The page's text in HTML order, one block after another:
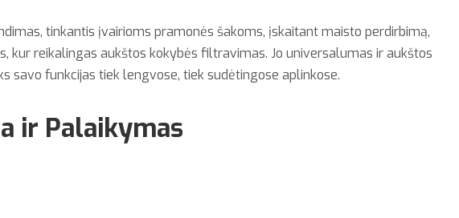
tinkantis įvairioms pramonės šakoms, įskaitant maisto perdirbimą,
kur reikalingas aukštos kokybės filtravimas. Jo universalumas ir aukštos
savo funkcijas tiek lengvose, tiek sudėtingose aplinkose.
ir Palaikymas